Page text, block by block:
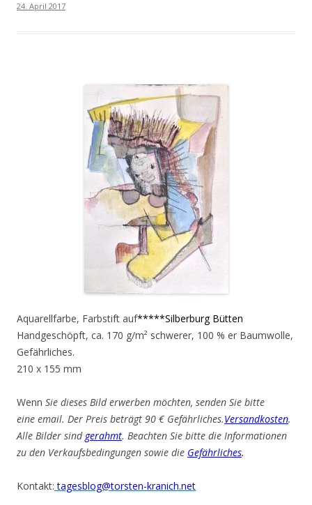
24. April 2017
Aquarellfarbe, Farbstift auf*****Silberburg Bütten
Handgeschöpft, ca. 170 g/m² schwerer, 100 % er Baumwolle,
Gefährliches.
210 x 155 mm
Wenn Sie dieses Bild erwerben möchten, senden Sie bitte
eine email. Der Preis beträgt 90 € Gefährliches.Versandkosten.
Alle Bilder sind gerahmt. Beachten Sie bitte die Informationen
zu den Verkaufsbedingungen sowie die Gefährliches.
Kontakt: tagesblog@torsten-kranich.net